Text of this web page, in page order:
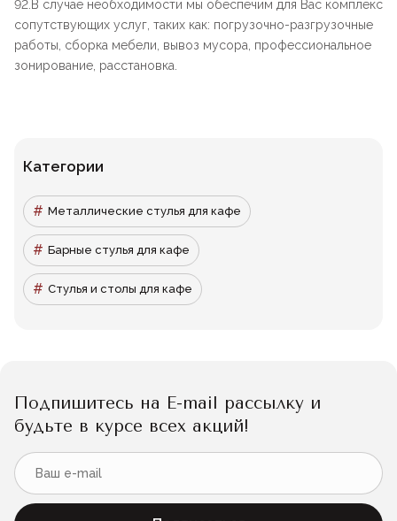
92.В случае необходимости мы обеспечим для Вас комплекс
сопутствующих услуг, таких как: погрузочно-разгрузочные
работы, сборка мебели, вывоз мусора, профессиональное
зонирование, расстановка.
Категории
Металлические стулья для кафе
Барные стулья для кафе
Стулья и столы для кафе
Подпишитесь на E-mail рассылку и
будьте в курсе всех акций!